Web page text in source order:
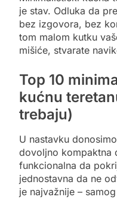
je stav. Odluka da
bez izgovora, bez
tom malom kutku
mišiće, stvarate
Top 10
kućnu
trebaju)
U nastavku
dovoljno kompaktna
funkcionalna da
jednostavna da ne
je najvažnije –